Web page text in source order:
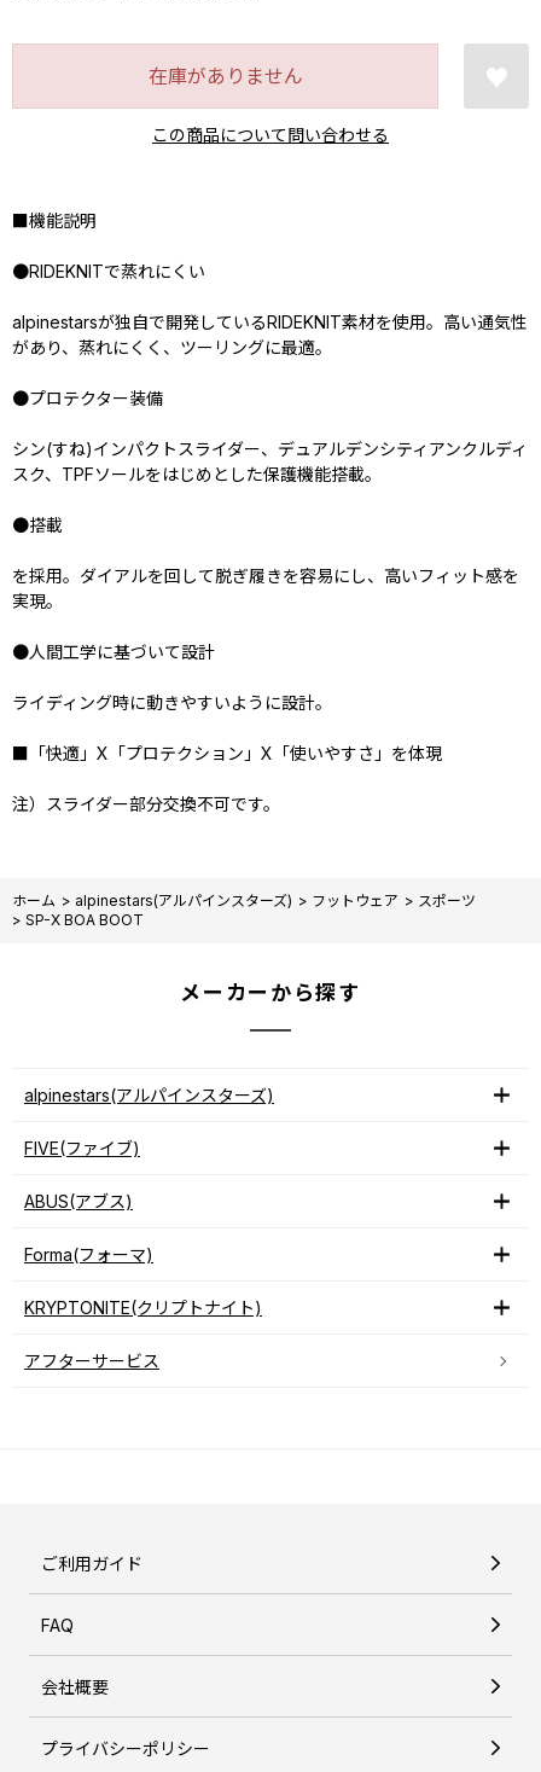
在庫がありません
この商品について問い合わせる
■機能説明
●RIDEKNITで蒸れにくい
alpinestarsが独自で開発しているRIDEKNIT素材を使用。高い通気性
があり、蒸れにくく、ツーリングに最適。
●プロテクター装備
シン(すね)インパクトスライダー、デュアルデンシティアンクルディ
スク、TPFソールをはじめとした保護機能搭載。
●搭載
を採用。ダイアルを回して脱ぎ履きを容易にし、高いフィット感を
実現。
●人間工学に基づいて設計
ライディング時に動きやすいように設計。
■「快適」X「プロテクション」X「使いやすさ」を体現
注）スライダー部分交換不可です。
ホーム > alpinestars(アルパインスターズ) > フットウェア > スポーツ
> SP-X BOA BOOT
メーカーから探す
alpinestars(アルパインスターズ)
FIVE(ファイブ)
ABUS(アブス)
Forma(フォーマ)
KRYPTONITE(クリプトナイト)
アフターサービス
ご利用ガイド
FAQ
会社概要
プライバシーポリシー